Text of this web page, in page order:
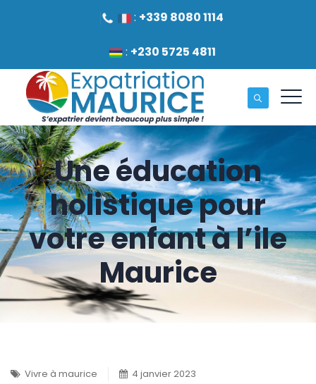
: +339 8080 1114
: +230 5725 4811
Une éducation
holistique pour
votre enfant à l’ile
Maurice
Vivre à maurice 4 janvier 2023